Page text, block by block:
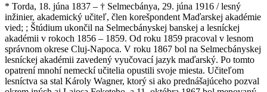
* Torda, 18. júna 1837 – † Selmecbánya, 29. júna 1916 / lesný
inžinier, akademický učiteľ, člen korešpondent Maďarskej akadémie
vied; ; Štúdium ukončil na Selmecbányskej banskej a lesníckej
akadémii v rokoch 1856 – 1859. Od roku 1859 pracoval v lesnom
správnom okrese Cluj-Napoca. V roku 1867 bol na Selmecbányskej
lesníckej akadémii zavedený vyučovací jazyk maďarský. Po tomto
opatrení mnohí nemeckí učitelia opustili svoje miesta. Učiteľom
lesníctva sa stal Károly Wagner, ktorý si ako prednášajúceho pozval